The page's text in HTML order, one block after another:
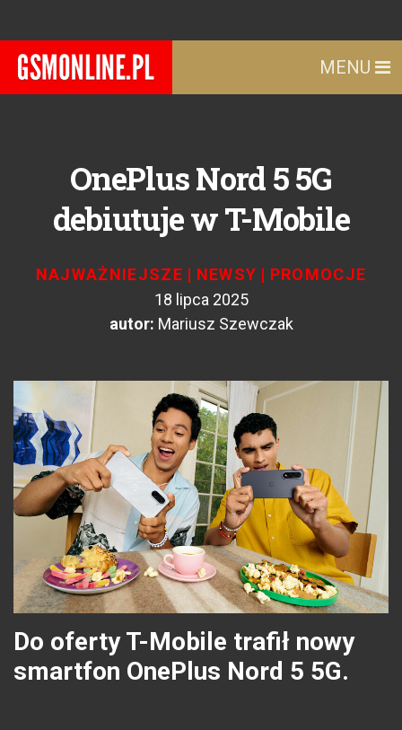
MENU
OnePlus Nord 5 5G
debiutuje w T-Mobile
NAJWAŻNIEJSZE | NEWSY | PROMOCJE
18 lipca 2025
autor: Mariusz Szewczak
Do oferty T-Mobile trafił nowy
smartfon OnePlus Nord 5 5G.